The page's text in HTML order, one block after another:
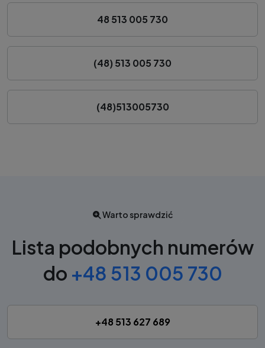
48 513 005 730
(48) 513 005 730
(48)513005730
Warto sprawdzić
Lista podobnych numerów
do +48 513 005 730
+48 513 627 689